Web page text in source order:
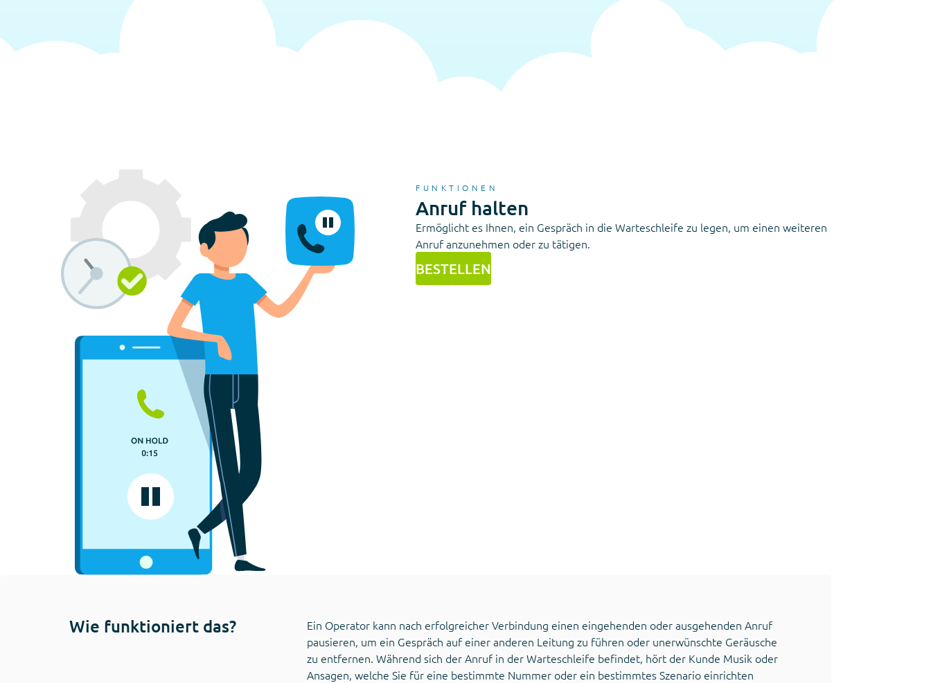
FUNKTIONEN
Anruf halten
Ermöglicht es Ihnen, ein Gespräch in die Warteschleife zu legen, um einen weiteren
Anruf anzunehmen oder zu tätigen.
BESTELLEN
Wie funktioniert das?
Ein Operator kann nach erfolgreicher Verbindung einen eingehenden oder ausgehenden Anruf
pausieren, um ein Gespräch auf einer anderen Leitung zu führen oder unerwünschte Geräusche
zu entfernen. Während sich der Anruf in der Warteschleife befindet, hört der Kunde Musik oder
Ansagen, welche Sie für eine bestimmte Nummer oder ein bestimmtes Szenario einrichten